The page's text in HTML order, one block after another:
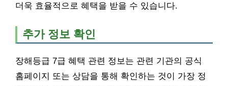
더욱 효율적으로 혜택을 받을 수 있습니다.
추가 정보 확인
장해등급 7급 혜택 관련 정보는 관련 기관의 공식
홈페이지 또는 상담을 통해 확인하는 것이 가장 정